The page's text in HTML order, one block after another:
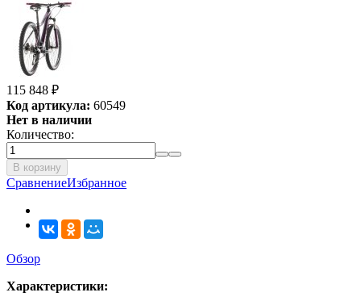
115 848 ₽
Код артикула: 60549
Нет в наличии
Количество:
В корзину
СравнениеИзбранное
Обзор
Характеристики: